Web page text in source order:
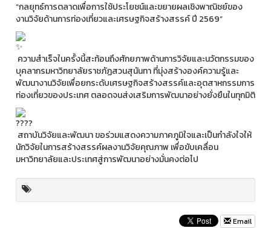
“กลยุทธ์การตลาดเพื่อการใช้ประโยชน์และขยายผลเชิงพาณิชย์ของ
งานวิจัยด้านการท่องเที่ยวและเศรษฐกิจสร้างสรรค์ ปี 2569”
ความสำเร็จในครั้งนี้สะท้อนถึงศักยภาพด้านการวิจัยและนวัตกรรมของ
บุคลากรมหาวิทยาลัยราชภัฏสวนสุนันทา ที่มุ่งสร้างองค์ความรู้และ
พัฒนางานวิจัยเพื่อยกระดับเศรษฐกิจสร้างสรรค์และอุตสาหกรรมการ
ท่องเที่ยวของประเทศ ตลอดจนส่งเสริมการพัฒนาอย่างยั่งยืนในทุกมิติ
สถาบันวิจัยและพัฒนา ขอร่วมแสดงความภาคภูมิใจและเป็นกำลังใจให้
นักวิจัยในการสร้างสรรค์ผลงานวิจัยคุณภาพ เพื่อขับเคลื่อน
มหาวิทยาลัยและประเทศสู่การพัฒนาอย่างมั่นคงต่อไป
Email